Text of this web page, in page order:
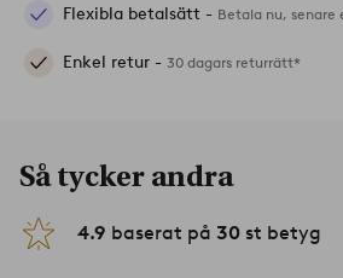
Flexibla betalsätt - Betala nu, senare
Enkel retur - 30 dagars returrätt*
Så tycker andra
4.9 baserat på 30 st betyg